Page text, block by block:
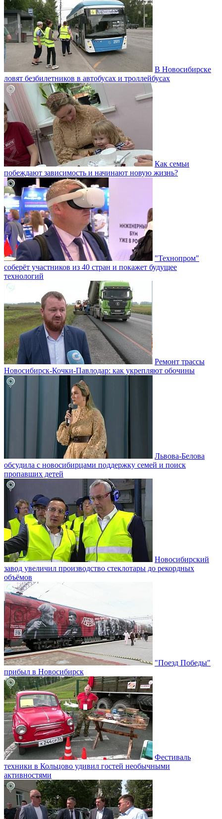
В Новосибирске
ловят безбилетников в автобусах и троллейбусах
Как семьи
побеждают зависимость и начинают новую жизнь?
"Технопром"
соберёт участников из 40 стран и покажет будущее
технологий
Ремонт трассы
Новосибирск-Кочки-Павлодар: как укрепляют обочины
Львова-Белова
обсудила с новосибирцами поддержку семей и поиск
пропавших детей
Новосибирский
завод увеличил производство стеклотары до рекордных
объёмов
"Поезд Победы"
прибыл в Новосибирск
Фестиваль
техники в Кольцово удивил гостей необычными
активностями